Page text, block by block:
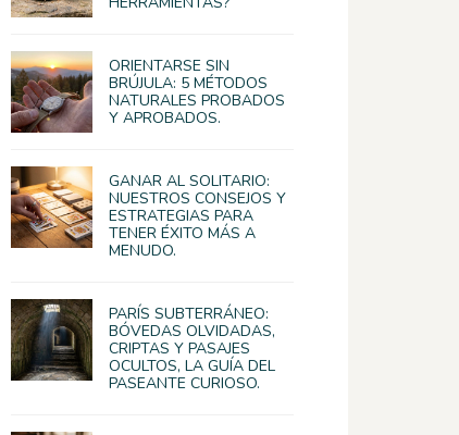
ORIENTARSE SIN
BRÚJULA: 5 MÉTODOS
NATURALES PROBADOS
Y APROBADOS.
GANAR AL SOLITARIO:
NUESTROS CONSEJOS Y
ESTRATEGIAS PARA
TENER ÉXITO MÁS A
MENUDO.
PARÍS SUBTERRÁNEO:
BÓVEDAS OLVIDADAS,
CRIPTAS Y PASAJES
OCULTOS, LA GUÍA DEL
PASEANTE CURIOSO.